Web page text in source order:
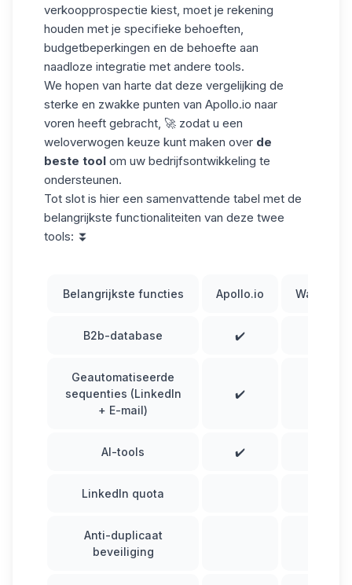
verkoopprospectie kiest, moet je rekening
houden met je specifieke behoeften,
budgetbeperkingen en de behoefte aan
naadloze integratie met andere tools.
We hopen van harte dat deze vergelijking de
sterke en zwakke punten van Apollo.io naar
voren heeft gebracht, 🚀 zodat u een
weloverwogen keuze kunt maken over de
beste tool om uw bedrijfsontwikkeling te
ondersteunen.
Tot slot is hier een samenvattende tabel met de
belangrijkste functionaliteiten van deze twee
tools: ⏬
Belangrijkste functies Apollo.io Waalaxy
B2b-database ✔️
Geautomatiseerde
sequenties (LinkedIn
+ E-mail)
✔️
AI-tools ✔️
LinkedIn quota
Anti-duplicaat
beveiliging